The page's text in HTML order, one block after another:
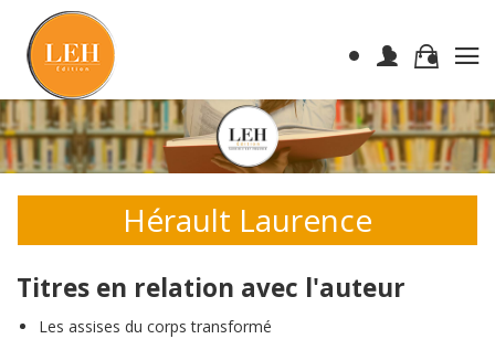
Hérault Laurence
Titres en relation avec l'auteur
Les assises du corps transformé